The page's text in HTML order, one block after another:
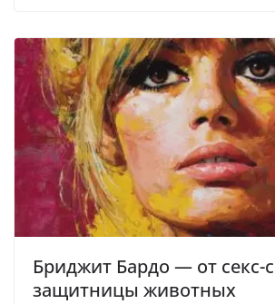
Бриджит Бардо — от секс-
защитницы животных